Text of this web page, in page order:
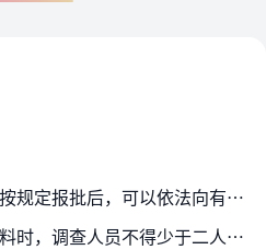
第一百一十九条 监察机关按规定报批后，可以依法向有关单位和个人调取用以证明案件事实的证据材料。
第一百二十条 调取证据材料时，调查人员不得少于二人。调查人员应当依法出具《调取证据通知书》，必要时附《调取证据清单》。